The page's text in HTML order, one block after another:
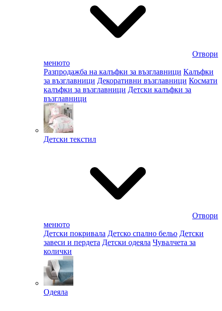
Отвори
менюто
Разпродажба на калъфки за възглавници Калъфки
за възглавници Декоративни възглавници Космати
калъфки за възглавници Детски калъфки за
възглавници
Детски текстил
Отвори
менюто
Детски покривала Детско спално бельо Детски
завеси и пердета Детски одеяла Чувалчета за
колички
Одеяла